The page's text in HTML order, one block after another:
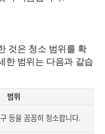
것은 청소 범위를 확
한 범위는 다음과 같습
범위
등을 꼼꼼히 청소합니다.